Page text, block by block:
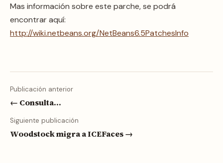
Mas información sobre este parche, se podrá
encontrar aquí:
http://wiki.netbeans.org/NetBeans6.5PatchesInfo
Publicación anterior
← Consulta...
Siguiente publicación
Woodstock migra a ICEFaces →